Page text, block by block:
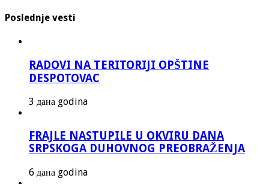
Poslednje vesti
RADOVI NA TERITORIJI OPŠTINE
DESPOTOVAC
3 дана godina
FRAJLE NASTUPILE U OKVIRU DANA
SRPSKOGA DUHOVNOG PREOBRAŽENJA
6 дана godina